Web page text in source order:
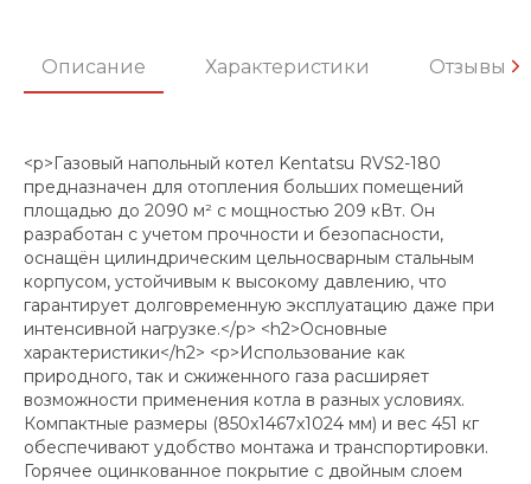
Описание Характеристики Отзывы
<p>Газовый напольный котел Kentatsu RVS2-180
предназначен для отопления больших помещений
площадью до 2090 м² с мощностью 209 кВт. Он
разработан с учетом прочности и безопасности,
оснащён цилиндрическим цельносварным стальным
корпусом, устойчивым к высокому давлению, что
гарантирует долговременную эксплуатацию даже при
интенсивной нагрузке.</p> <h2>Основные
характеристики</h2> <p>Использование как
природного, так и сжиженного газа расширяет
возможности применения котла в разных условиях.
Компактные размеры (850x1467x1024 мм) и вес 451 кг
обеспечивают удобство монтажа и транспортировки.
Горячее оцинкованное покрытие с двойным слоем